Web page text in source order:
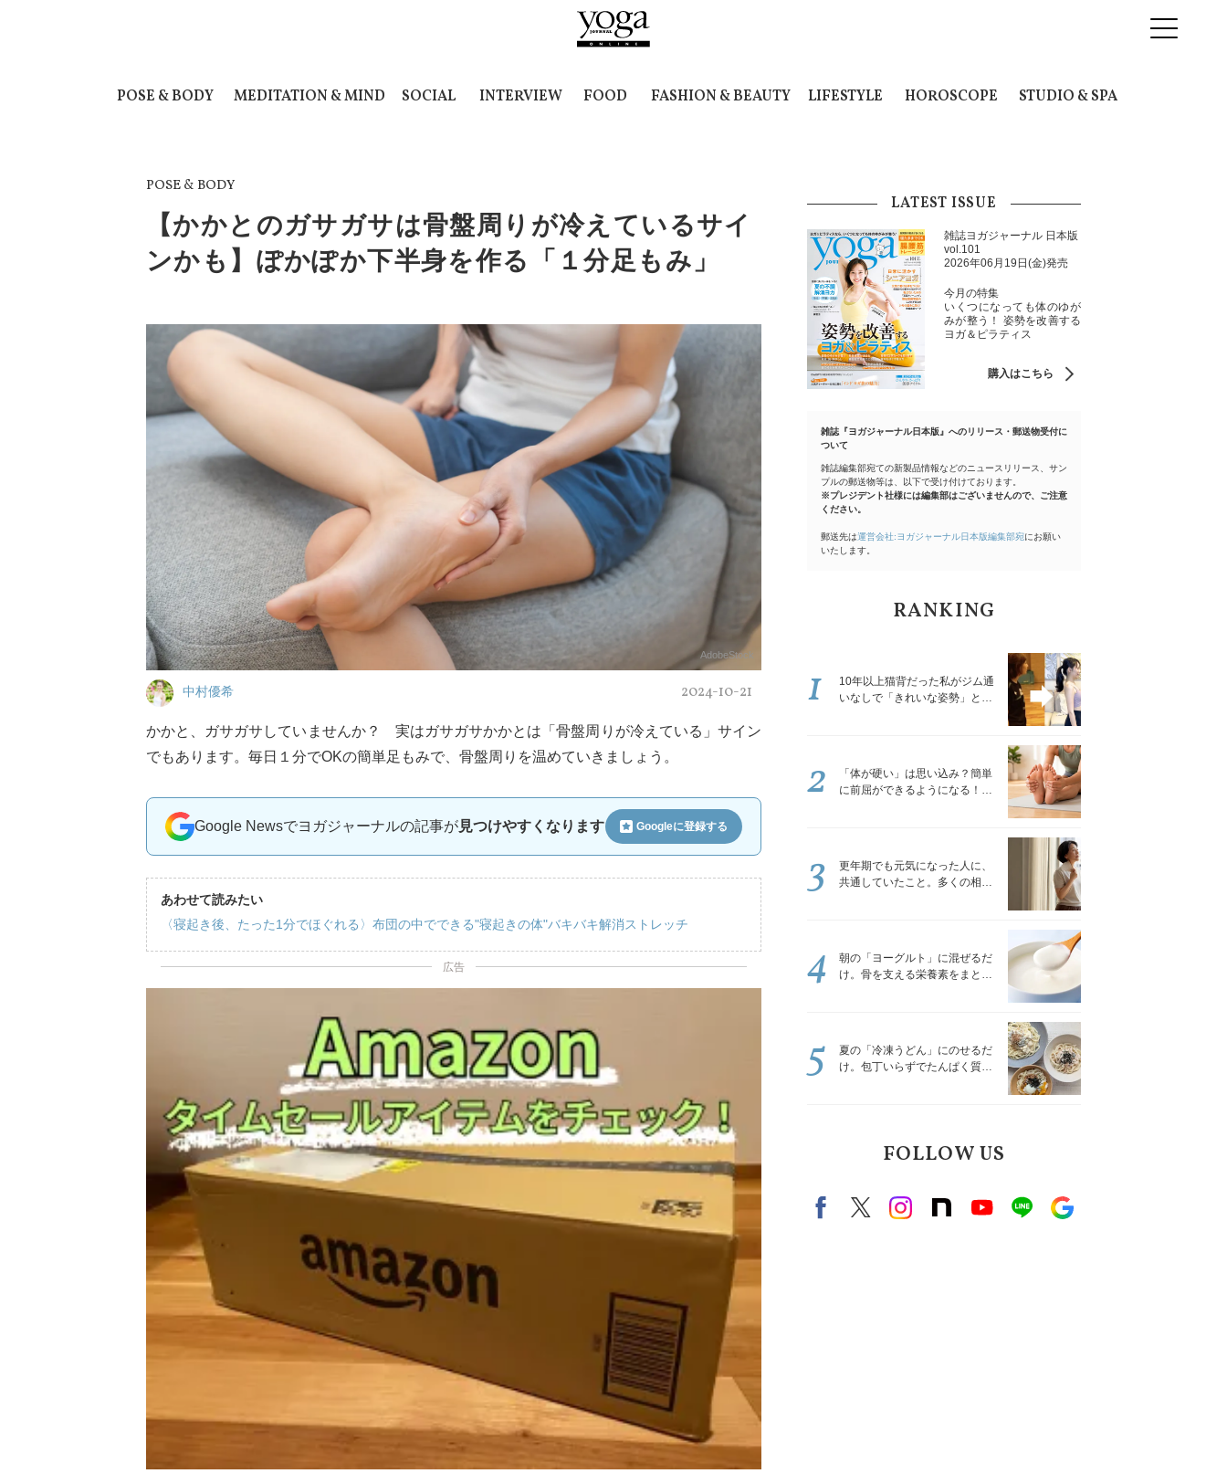
POSE & BODY MEDITATION & MIND SOCIAL INTERVIEW FOOD FASHION & BEAUTY LIFESTYLE HOROSCOPE STUDIO & SPA
POSE & BODY
【かかとのガサガサは骨盤周りが冷えているサイ
ンかも】ぽかぽか下半身を作る「１分足もみ」
AdobeStock
中村優希 2024-10-21
かかと、ガサガサしていませんか？ 実はガサガサかかとは「骨盤周りが冷えている」サイン
でもあります。毎日１分でOKの簡単足もみで、骨盤周りを温めていきましょう。
Google Newsでヨガジャーナルの記事が見つけやすくなります Googleに登録する
あわせて読みたい
〈寝起き後、たった1分でほぐれる〉布団の中でできる"寝起きの体"バキバキ解消ストレッチ
広告
LATEST ISSUE
雑誌ヨガジャーナル 日本版
vol.101
2026年06月19日(金)発売
今月の特集
いくつになっても体のゆが
みが整う！ 姿勢を改善する
ヨガ＆ピラティス
購入はこちら
雑誌『ヨガジャーナル日本版』へのリリース・郵送物受付に
ついて
雑誌編集部宛ての新製品情報などのニュースリリース、サン
プルの郵送物等は、以下で受け付けております。
※プレジデント社様には編集部はございませんので、ご注意
ください。
郵送先は運営会社:ヨガジャーナル日本版編集部宛にお願い
いたします。
RANKING
10年以上猫背だった私がジム通
いなしで「きれいな姿勢」と褒
1
「体が硬い」は思い込み？簡単
に前屈ができるようになる！腿
2
更年期でも元気になった人に、
共通していたこと。多くの相談
3
朝の「ヨーグルト」に混ぜるだ
け。骨を支える栄養素をまとめ
4
夏の「冷凍うどん」にのせるだ
け。包丁いらずでたんぱく質を
5
FOLLOW US
FacebookX（旧twitter）
instagram
note Youtubeline